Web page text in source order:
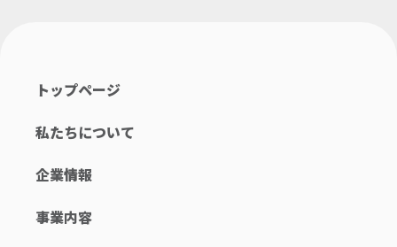
トップページ
私たちについて
企業情報
事業内容